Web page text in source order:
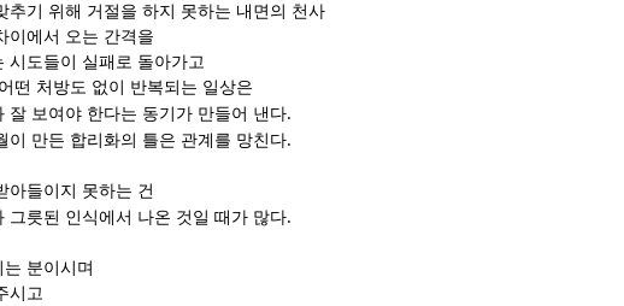
추기 위해 거절을 하지 못하는 내면의 천사
이에서 오는 간격을
시도들이 실패로 돌아가고
떤 처방도 없이 반복되는 일상은
잘 보여야 한다는 동기가 만들어 낸다.
이 만든 합리화의 틀은 관계를 망친다.
아들이지 못하는 건
그릇된 인식에서 나온 것일 때가 많다.
분이시며
시고